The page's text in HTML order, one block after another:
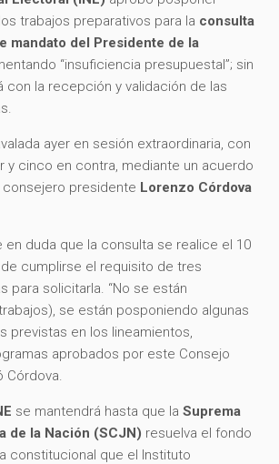
trabajos preparativos para la consulta
mandato del Presidente de la
“insuficiencia presupuestal”; sin
con la recepción y validación de las
ayer en sesión extraordinaria, con
y cinco en contra, mediante un acuerdo
presidente Lorenzo Córdova
en duda que la consulta se realice el 10
cumplirse el requisito de tres
para solicitarla. “No se están
se están posponiendo algunas
previstas en los lineamientos,
aprobados por este Consejo
Córdova.
se mantendrá hasta que la Suprema
de la Nación (SCJN) resuelva el fondo
constitucional que el Instituto